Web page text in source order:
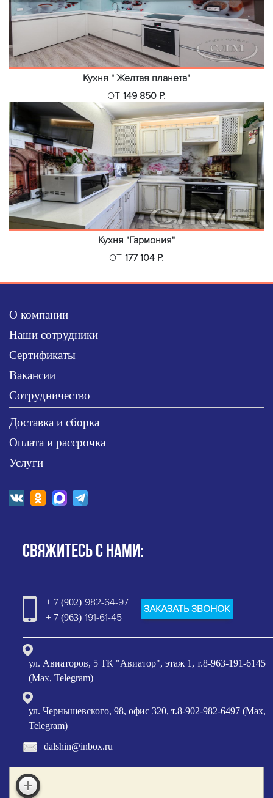
Кухня " Желтая планета"
ОТ 149 850 Р.
Кухня "Гармония"
ОТ 177 104 Р.
О компании
Наши сотрудники
Сертификаты
Вакансии
Сотрудничество
Доставка и сборка
Оплата и рассрочка
Услуги
СВЯЖИТЕСЬ С НАМИ:
+ 7 (902) 982-64-97
+ 7 (963) 191-61-45
ЗАКАЗАТЬ ЗВОНОК
ул. Авиаторов, 5 ТК "Авиатор", этаж 1, т.8-963-191-6145
(Max, Telegram)
ул. Чернышевского, 98, офис 320, т.8-902-982-6497 (Max,
Telegram)
dalshin@inbox.ru